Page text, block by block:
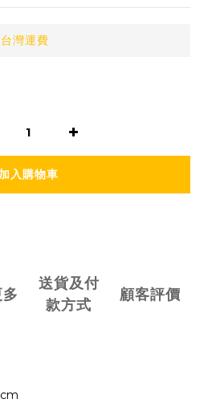
灣運費
加入購物車
送貨及付
款方式
顧客評價